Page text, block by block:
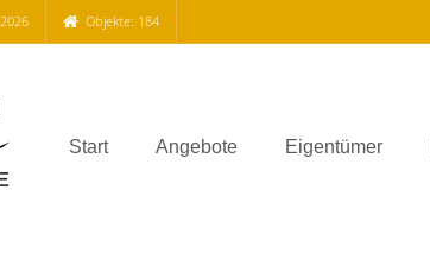
Objekte: 184
Start Angebote Eigentümer